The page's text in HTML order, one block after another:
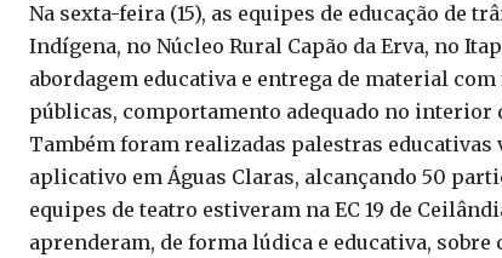
Na sexta-feira (15), as equipes de educação de
Indígena, no Núcleo Rural Capão da Erva, no
abordagem educativa e entrega de material
públicas, comportamento adequado no interior
Também foram realizadas palestras
aplicativo em Águas Claras, alcançando 50
equipes de teatro estiveram na EC 19 de
aprenderam, de forma lúdica e educativa,